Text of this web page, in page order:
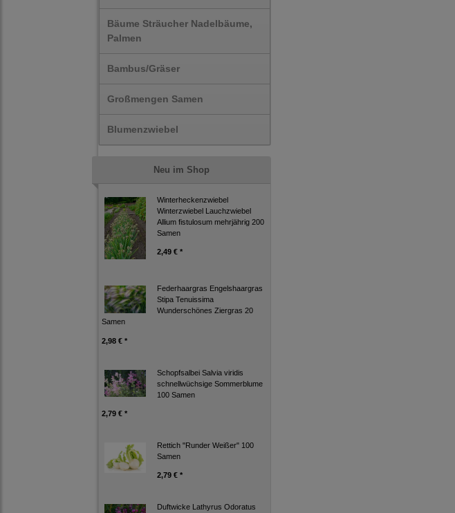
Bäume Sträucher Nadelbäume,
Palmen
Bambus/Gräser
Großmengen Samen
Blumenzwiebel
Neu im Shop
Winterheckenzwiebel
Winterzwiebel Lauchzwiebel
Allium fistulosum mehrjährig 200
Samen
2,49 € *
Federhaargras Engelshaargras
Stipa Tenuissima
Wunderschönes Ziergras 20
Samen
2,98 € *
Schopfsalbei Salvia viridis
schnellwüchsige Sommerblume
100 Samen
2,79 € *
Rettich "Runder Weißer" 100
Samen
2,79 € *
Duftwicke Lathyrus Odoratus